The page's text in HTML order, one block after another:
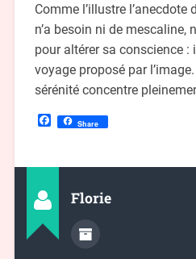
Comme l’illustre l’anecdote
n’a besoin ni de mescaline,
pour altérer sa conscience :
voyage proposé par
sérénité concentre
Facebook
Share
Florie